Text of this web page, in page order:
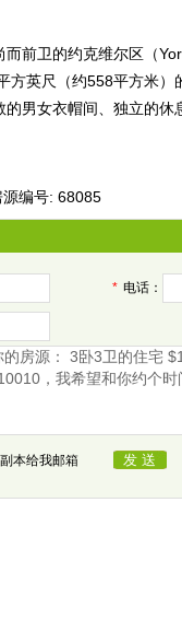
前卫的约克维尔区（
方英尺（约558平方米
男女衣帽间、独立的
源编号: 68085
* 电话：
本给我邮箱